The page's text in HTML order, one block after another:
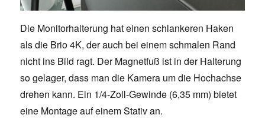
Die Monitorhalterung hat einen schlankeren Haken
als die Brio 4K, der auch bei einem schmalen Rand
nicht ins Bild ragt. Der Magnetfuß ist in der Halterung
so gelager, dass man die Kamera um die Hochachse
drehen kann. Ein 1/4-Zoll-Gewinde (6,35 mm) bietet
eine Montage auf einem Stativ an.